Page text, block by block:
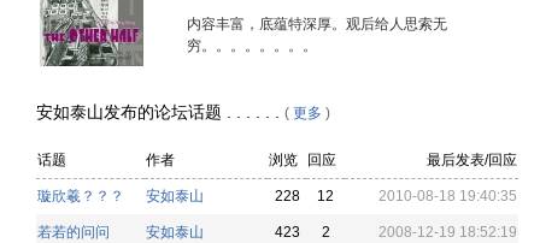
内容丰富，底蕴特深厚。观后给人思索无
穷。。。。。。。。
安如泰山发布的论坛话题 . . . . . . ( 更多 )
话题 作者 浏览 回应 最后发表/回应
璇欣羲？？？ 安如泰山 228 12 2010-08-18 19:40:35
若若的问问 安如泰山 423 2 2008-12-19 18:52:19